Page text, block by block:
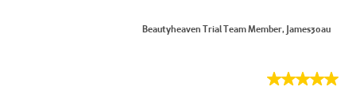
5
Beautyheaven Trial Team Member, James30au